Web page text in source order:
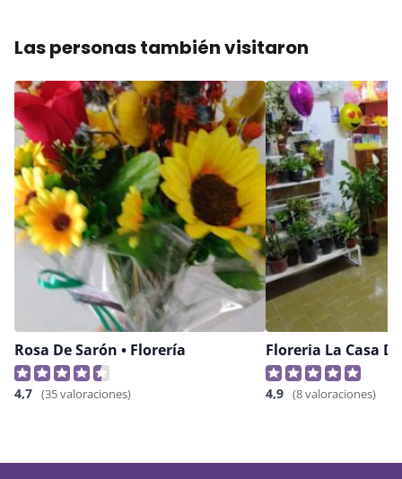
Las personas también visitaron
Rosa De Sarón • Florería
4,7 (35 valoraciones)
Floreria La Casa
4,9 (8 valoraciones)